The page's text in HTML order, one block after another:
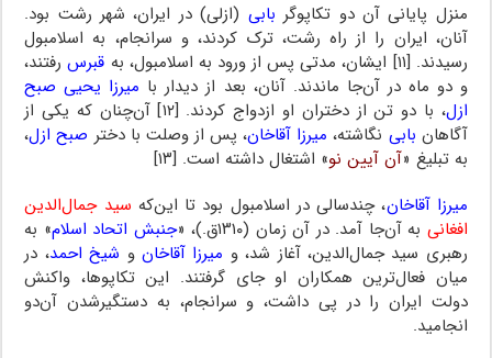
منزل پایانی آن دو تکاپوگر بابی (ازلی) در ایران، شهر رشت بود.
آنان، ایران را از راه رشت، ترک کردند، و سرانجام، به اسلامبول
رسیدند. [۱۱] ایشان، مدتی پس از ورود به اسلامبول، به
قبرسرفتند،
و دو ماه در آن‌جا ماندند. آنان، بعد از دیدار با میرزا یحیی صبح
ازل
، با دو تن از دختران او ازدواج کردند. [۱۲] آن‌چنان که یکی از
آگاهان بابی نگاشته، میرزا آقاخان، پس از وصلت با دختر صبح ازل،
به تبلیغ «آن آیین نو» اشتغال داشته است. [۱۳]
میرزا آقاخان، چندسالی در اسلامبول بود تا این‌که سید جمال‌الدین
افغانی به آن‌جا آمد. در آن زمان (۱۳۱۰ق.)، « جنبش اتحاد اسلام» به
رهبری سید جمال‌الدین، آغاز شد، و میرزا آقاخان و شیخ احمد، در
میان فعال‌ترین همکاران او جای گرفتند. این تکاپوها، واکنش
دولت ایران را در پی داشت، و سرانجام، به دستگیرشدن آن‌دو
انجامید.